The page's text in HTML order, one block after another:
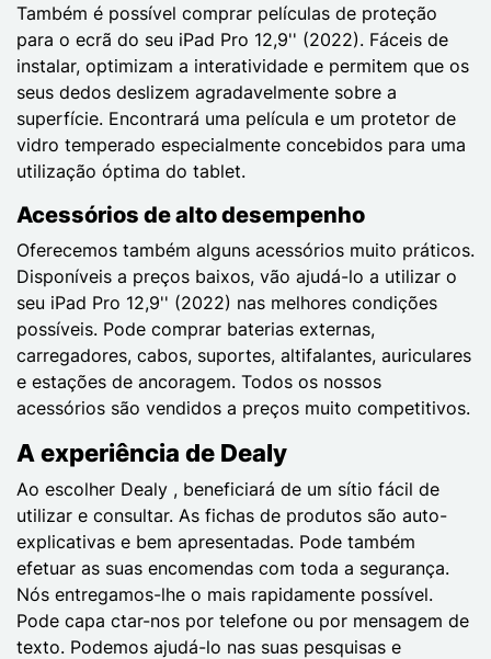
Também é possível comprar películas de proteção
para o ecrã do seu iPad Pro 12,9'' (2022). Fáceis de
instalar, optimizam a interatividade e permitem que os
seus dedos deslizem agradavelmente sobre a
superfície. Encontrará uma película e um protetor de
vidro temperado especialmente concebidos para uma
utilização óptima do tablet.
Acessórios de alto desempenho
Oferecemos também alguns acessórios muito práticos.
Disponíveis a preços baixos, vão ajudá-lo a utilizar o
seu iPad Pro 12,9'' (2022) nas melhores condições
possíveis. Pode comprar baterias externas,
carregadores, cabos, suportes, altifalantes, auriculares
e estações de ancoragem. Todos os nossos
acessórios são vendidos a preços muito competitivos.
A experiência de Dealy
Ao escolher Dealy , beneficiará de um sítio fácil de
utilizar e consultar. As fichas de produtos são auto-
explicativas e bem apresentadas. Pode também
efetuar as suas encomendas com toda a segurança.
Nós entregamos-lhe o mais rapidamente possível.
Pode capa ctar-nos por telefone ou por mensagem de
texto. Podemos ajudá-lo nas suas pesquisas e